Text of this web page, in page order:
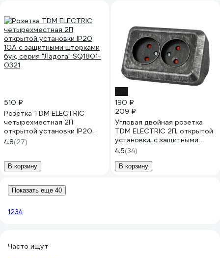
510 ₽
Розетка TDM ELECTRIC
четырехместная 2П
открытой установки IP20
10A с защитными шторками
бук, серия "Ладога" SQ1801-
4.8(27)
В корзину
190 ₽
209 ₽
Угловая двойная розетка
TDM ELECTRIC 2П, открытой
установки, с защитными
шторками, IP20, 250В, 10А,
серебро "Ладога" SQ1801-
0389
4.5(34)
В корзину
Показать еще 40
1234
Часто ищут